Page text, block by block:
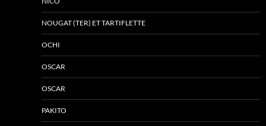
NOUGAT (TER) ET TARTIFLETTE
OCHI
OSCAR
OSCAR
PAKITO